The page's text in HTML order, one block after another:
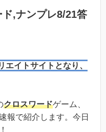
,ナンプレ8/21答
エイトサイトとなり、
クロスワードゲーム、
報で紹介します。今日